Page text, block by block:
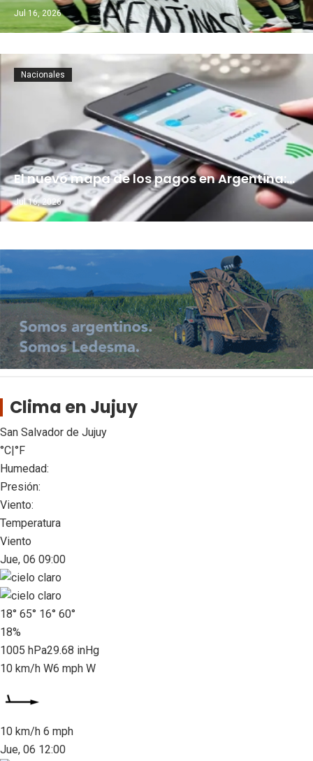
Jul 16, 2026
El nuevo mapa de los pagos en Argentina:…
Jul 16, 2026
Nacionales
Clima en Jujuy
San Salvador de Jujuy
°C|°F
Humedad:
Presión:
Viento:
Temperatura
Viento
Jue, 06 09:00
18° 65° 16° 60°
18%
1005 hPa29.68 inHg
10 km/h W6 mph W
10 km/h 6 mph
Jue, 06 12:00